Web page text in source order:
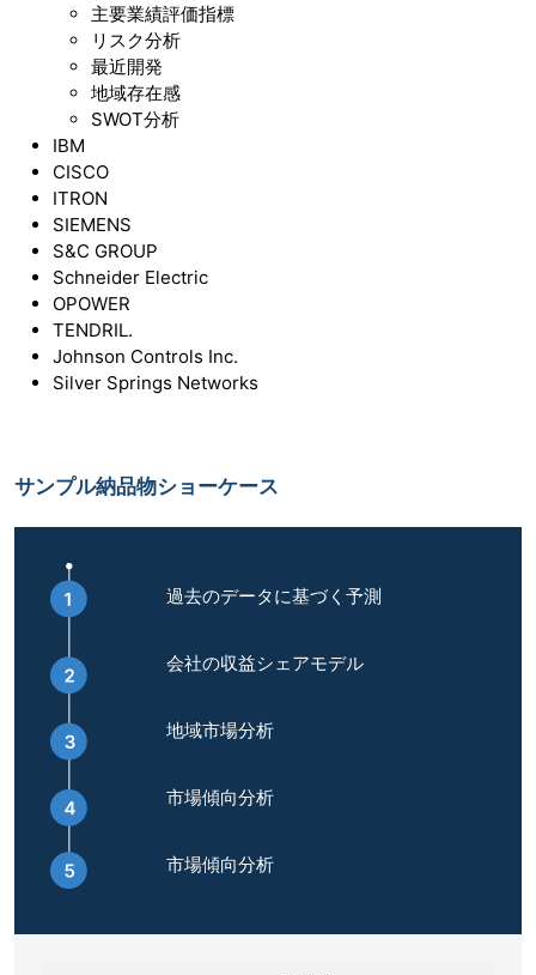
主要業績評価指標
リスク分析
最近開発
地域存在感
SWOT分析
IBM
CISCO
ITRON
SIEMENS
S&C GROUP
Schneider Electric
OPOWER
TENDRIL.
Johnson Controls Inc.
Silver Springs Networks
サンプル納品物ショーケース
過去のデータに基づく予測
会社の収益シェアモデル
地域市場分析
市場傾向分析
市場傾向分析